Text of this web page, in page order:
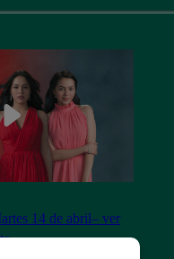
14 de abril– ver